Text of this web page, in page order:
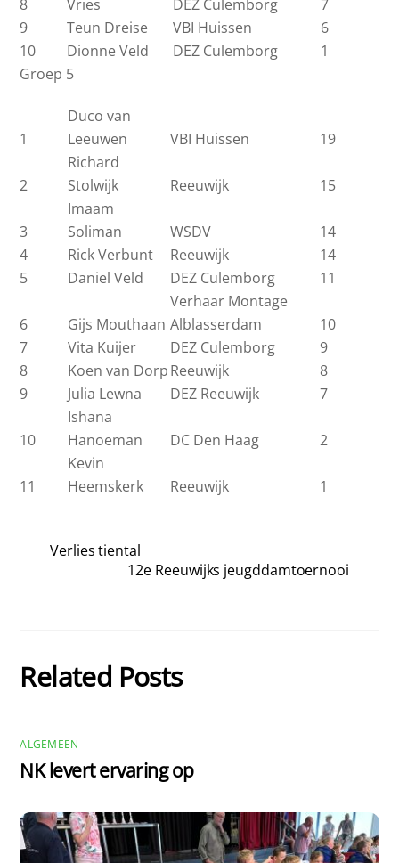
8 Vries DEZ Culemborg
7
9
Teun Dreise VBI Huissen
6
10
Dionne Veld DEZ Culemborg
1
Groep 5
1
Duco van
Leeuwen
VBI Huissen 19
2
Richard
Stolwijk
Reeuwijk 15
3
Imaam
Soliman
WSDV
14
4
Rick Verbunt Reeuwijk
14
5
Daniel Veld DEZ Culemborg 11
6 Gijs Mouthaan
Verhaar Montage
Alblasserdam
10
7
Vita Kuijer DEZ Culemborg
9
8
Koen van DorpReeuwijk
8
9
Julia Lewna DEZ Reeuwijk 7
10
Ishana
Hanoeman
DC Den Haag 2
11
Kevin
Heemskerk
Reeuwijk 1
Verlies tiental
12e Reeuwijks jeugddamtoernooi
Related Posts
ALGEMEEN
NK levert ervaring op